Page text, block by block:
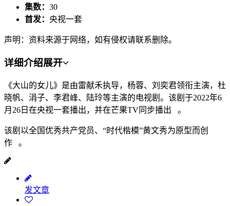
集数： 30
首发： 央视一套
声明：资料来源于网络，如有侵权请联系删除。
详细介绍展开
《大山的女儿》是由雷献禾执导，杨蓉、刘奕君领衔主演，杜
晓帆、涓子、李君峰、陆玲等主演的电视剧。该剧于2022年6
月26日在央视一套播出，并在芒果TV同步播出 。
该剧以全国优秀共产党员、“时代楷模”黄文秀为原型而创
作 。
发文章